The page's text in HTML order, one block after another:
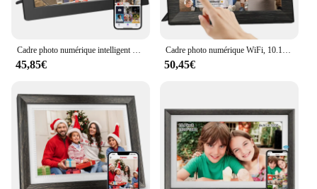
Cadre photo numérique intelligent avec écran tactile, WiFi, 10.1 pouces, 32 Go, 1280x800 IPS, HD, cadeau
45,85€
Cadre photo numérique WiFi, 10.1 pouces, IPS, 1280x800, cadres numériques, fonction complète, écran tactile, 32 Go, cadeau
50,45€